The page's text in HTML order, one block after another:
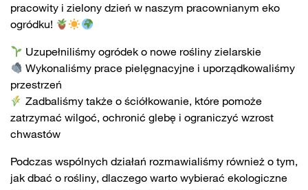
pracowity i zielony dzień w naszym pracownianym eko
ogródku!
Uzupełniliśmy ogródek o nowe rośliny zielarskie
Wykonaliśmy prace pielęgnacyjne i uporządkowaliśmy
przestrzeń
Zadbaliśmy także o ściółkowanie, które pomoże
zatrzymać wilgoć, ochronić glebę i ograniczyć wzrost
chwastów
Podczas wspólnych działań rozmawialiśmy również o tym,
jak dbać o rośliny, dlaczego warto wybierać ekologiczne